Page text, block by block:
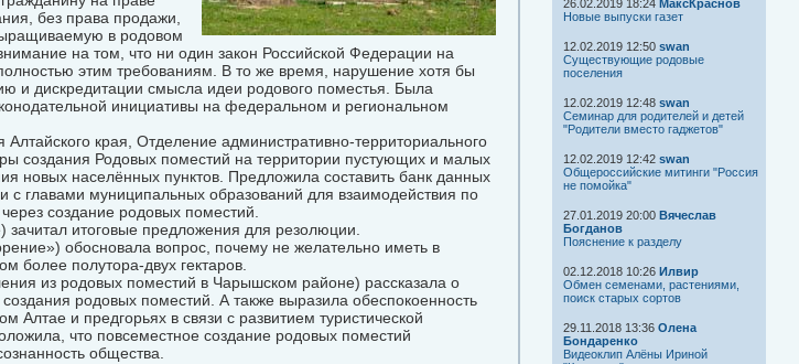
без права продажи,
в родовом
на том, что ни один закон Российской Федерации на
этим требованиям. В то же время, нарушение хотя бы
и дискредитации смысла идеи родового поместья. Была
инициативы на федеральном и региональном
края, Отделение административно-территориального
создания Родовых поместий на территории пустующих и малых
новых населённых пунктов. Предложила составить банк данных
с главами муниципальных образований для взаимодействия по
создание родовых поместий.
итоговые предложения для резолюции.
обосновала вопрос, почему не желательно иметь в
более полутора-двух гектаров.
из родовых поместий в Чарышском районе) рассказала о
родовых поместий. А также выразила обеспокоенность
Алтае и предгорьях в связи с развитием туристической
что повсеместное создание родовых поместий
общества.
26.02.2019 18:24 МаксКраснов
Новые выпуски газет
12.02.2019 12:50 swan
Существующие родовые
поселения
12.02.2019 12:48 swan
Семинар для родителей и детей
"Родители вместо гаджетов"
12.02.2019 12:42 swan
Общероссийские митинги "Россия
не помойка"
27.01.2019 20:00 Вячеслав
Богданов
Пояснение к разделу
02.12.2018 10:26 Илвир
Обмен семенами, растениями,
поиск старых сортов
29.11.2018 13:36 Олена
Бондаренко
Видеоклип Алёны Ириной